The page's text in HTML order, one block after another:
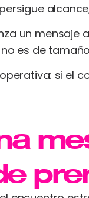
un
es de
si el